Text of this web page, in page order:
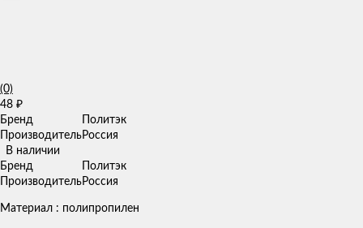
(0)
48 ₽
Бренд
Политэк
ПроизводительРоссия
В наличии
Бренд
Политэк
ПроизводительРоссия
Материал : полипропилен